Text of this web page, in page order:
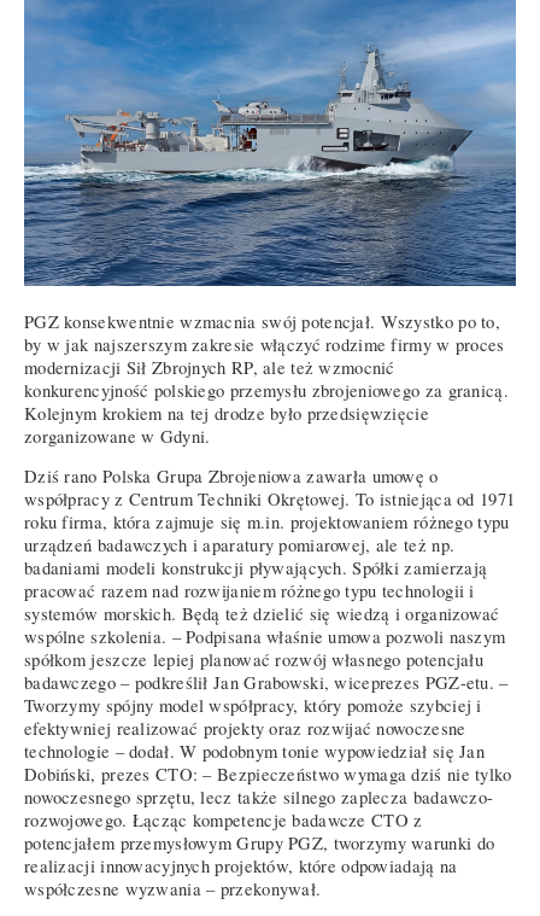
PGZ konsekwentnie wzmacnia swój potencjał. Wszystko po to,
by w jak najszerszym zakresie włączyć rodzime firmy w proces
modernizacji Sił Zbrojnych RP, ale też wzmocnić
konkurencyjność polskiego przemysłu zbrojeniowego za granicą.
Kolejnym krokiem na tej drodze było przedsięwzięcie
zorganizowane w Gdyni.
Dziś rano Polska Grupa Zbrojeniowa zawarła umowę o
współpracy z Centrum Techniki Okrętowej. To istniejąca od 1971
roku firma, która zajmuje się m.in. projektowaniem różnego typu
urządzeń badawczych i aparatury pomiarowej, ale też np.
badaniami modeli konstrukcji pływających. Spółki zamierzają
pracować razem nad rozwijaniem różnego typu technologii i
systemów morskich. Będą też dzielić się wiedzą i organizować
wspólne szkolenia. – Podpisana właśnie umowa pozwoli naszym
spółkom jeszcze lepiej planować rozwój własnego potencjału
badawczego – podkreślił Jan Grabowski, wiceprezes PGZ-etu. –
Tworzymy spójny model współpracy, który pomoże szybciej i
efektywniej realizować projekty oraz rozwijać nowoczesne
technologie – dodał. W podobnym tonie wypowiedział się Jan
Dobiński, prezes CTO: – Bezpieczeństwo wymaga dziś nie tylko
nowoczesnego sprzętu, lecz także silnego zaplecza badawczo-
rozwojowego. Łącząc kompetencje badawcze CTO z
potencjałem przemysłowym Grupy PGZ, tworzymy warunki do
realizacji innowacyjnych projektów, które odpowiadają na
współczesne wyzwania – przekonywał.